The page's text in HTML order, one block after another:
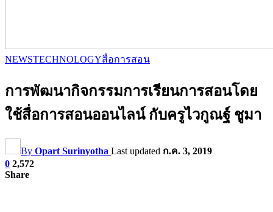
NEWSTECHNOLOGYสื่อการสอน
การพัฒนากิจกรรมการเรียนการสอนโดย
ใช้สื่อการสอนออนไลน์ กับครูไวกูณฐ์ ชูมา
By Opart Surinyotha Last updated ก.ค. 3, 2019
0 2,572
Share